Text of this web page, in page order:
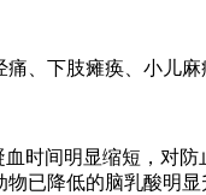
、下肢瘫痪、小儿
时间明显缩短，对
已降低的脑乳酸明